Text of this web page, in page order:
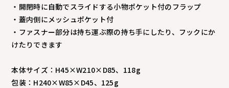
・開閉時に自動でスライドする小物ポケット付のフラップ
・蓋内側にメッシュポケット付
・ファスナー部分は持ち運ぶ際の持ち手にしたり、フックにか
けたりできます
本体サイズ：H45×W210×D85、118g
包装：H240×W85×D45、125g